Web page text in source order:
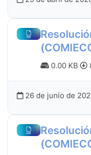
0.00 KB
26 de junio de